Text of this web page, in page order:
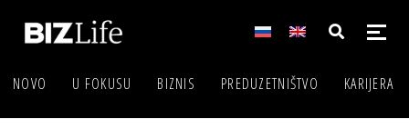
NOVO U FOKUSU BIZNIS PREDUZETNIŠTVO KARIJERA